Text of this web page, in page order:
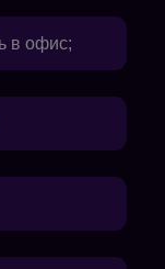
в офис;